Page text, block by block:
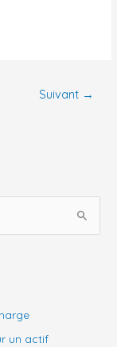
Suivant →
un actif